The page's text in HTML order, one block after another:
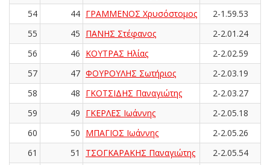
54
44 ΓΡΑΜΜΕΝΟΣ Χρυσόστομος
2-1.59.53
55
45 ΠΑΝΗΣ Στέφανος
2-2.01.24
56
46 ΚΟΥΤΡΑΣ Ηλίας
2-2.02.59
57
47 ΦΟΥΡΟΥΛΗΣ Σωτήριος
2-2.03.19
58
48 ΓΚΟΤΣΙΔΗΣ Παναγιώτης
2-2.03.27
59
49 ΓΚΕΡΛΕΣ Ιωάννης
2-2.05.18
60
50 ΜΠΑΓΙΟΣ Ιωάννης
2-2.05.26
61
51 ΤΣΟΓΚΑΡΑΚΗΣ Παναγιώτης 2-2.05.54